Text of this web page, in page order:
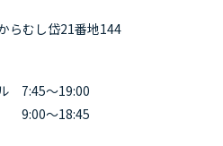
らむし岱21番地144
7:45～19:00
9:00～18:45